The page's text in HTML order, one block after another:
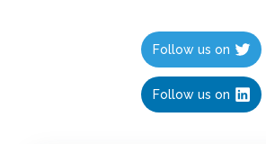
Follow us on
Follow us on